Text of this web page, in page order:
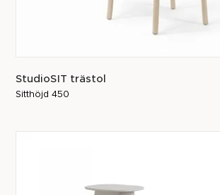
StudioSIT trästol
Sitthöjd 450